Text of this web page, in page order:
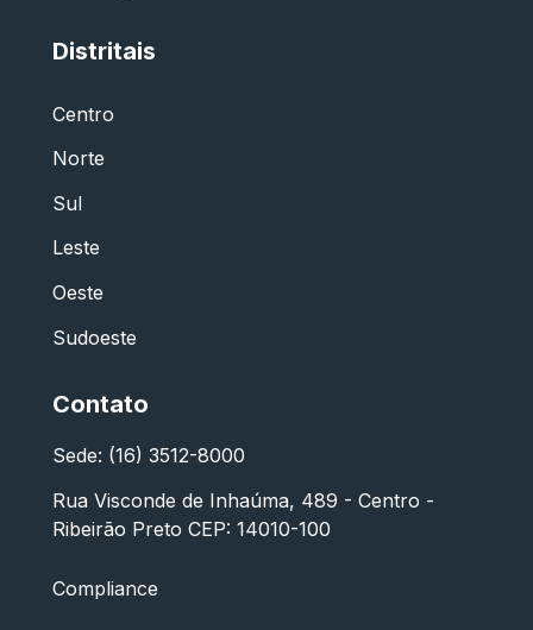
Distritais
Centro
Norte
Sul
Leste
Oeste
Sudoeste
Contato
Sede: (16) 3512-8000
Rua Visconde de Inhaúma, 489 - Centro -
Ribeirão Preto CEP: 14010-100
Compliance